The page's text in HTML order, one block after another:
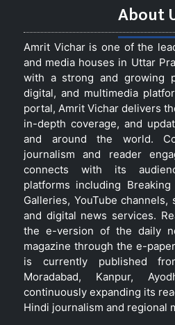
About
Amrit Vichar is one of the
and media houses in Uttar
with a strong and growing
digital, and multimedia
portal, Amrit Vichar delivers
in-depth coverage, and
and around the world.
journalism and reader
connects with its
platforms including
Galleries, YouTube channels,
and digital news services.
the e-version of the daily
magazine through the e-
is currently published
Moradabad, Kanpur,
continuously expanding its
Hindi journalism and regional